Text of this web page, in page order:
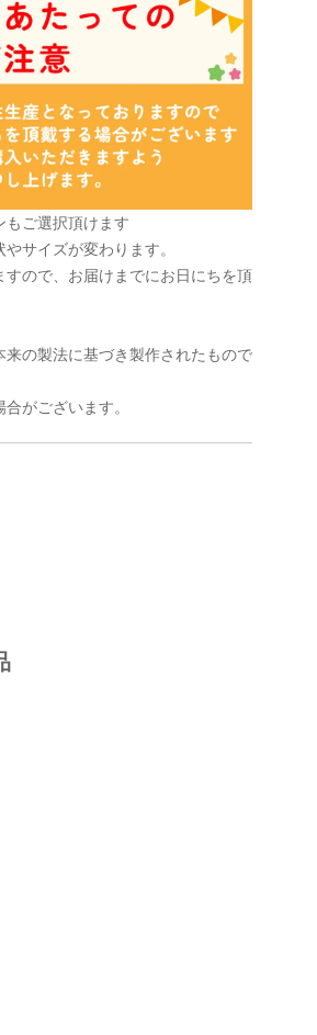
ご選択頂けます
サイズが変わります。
ので、お届けまでにお日にちを頂
の製法に基づき製作されたもので
がございます。